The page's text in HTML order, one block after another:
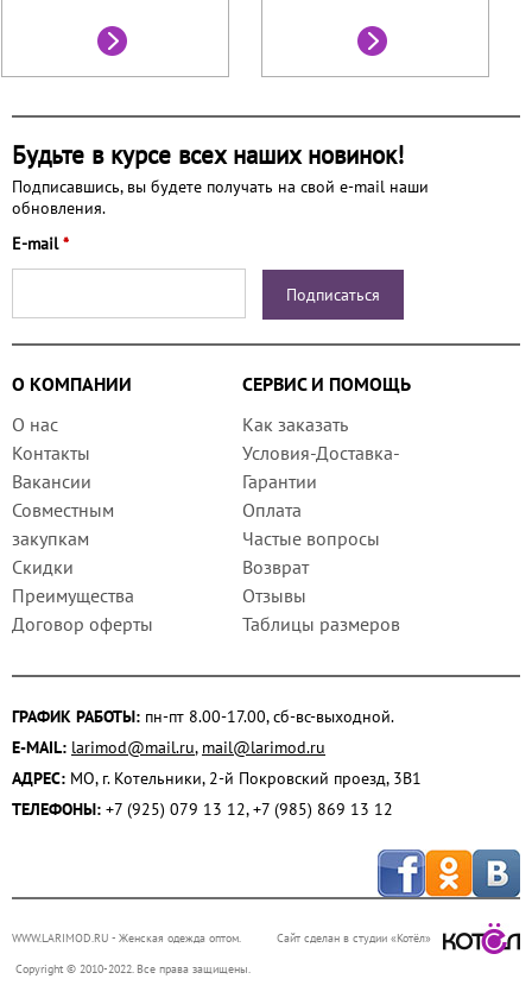
Будьте в курсе всех наших новинок!
Подписавшись, вы будете получать на свой e-mail наши
обновления.
E-mail*
О КОМПАНИИ
СЕРВИС И ПОМОЩЬ
О нас
Контакты
Вакансии
Совместным
закупкам
Скидки
Преимущества
Договор оферты
Как заказать
Условия-Доставка-
Гарантии
Оплата
Частые вопросы
Возврат
Отзывы
Таблицы размеров
ГРАФИК РАБОТЫ: пн-пт 8.00-17.00, сб-вс-выходной.
E-MAIL: larimod@mail.ru, mail@larimod.ru
АДРЕС: МО, г. Котельники, 2-й Покровский проезд, 3В1
ТЕЛЕФОНЫ: +7 (925) 079 13 12, +7 (985) 869 13 12
Сайт сделан в студии «Котёл»
WWW.LARIMOD.RU - Женская одежда оптом.
Copyright © 2010-2022. Все права защищены.